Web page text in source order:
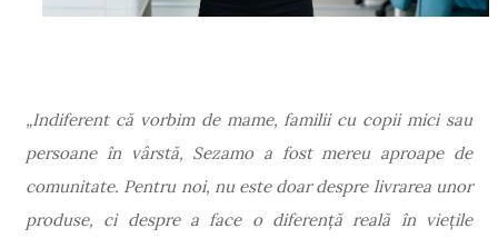
„Indiferent că vorbim de mame, familii cu copii mici sau
persoane în vârstă, Sezamo a fost mereu aproape de
comunitate. Pentru noi, nu este doar despre livrarea unor
produse, ci despre a face o diferență reală în viețile